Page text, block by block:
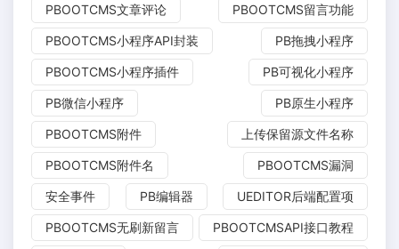
PBOOTCMS文章评论 PBOOTCMS留言功能
PBOOTCMS小程序API封装 PB拖拽小程序
PBOOTCMS小程序插件 PB可视化小程序
PB微信小程序 PB原生小程序
PBOOTCMS附件 上传保留源文件名称
PBOOTCMS附件名 PBOOTCMS漏洞
安全事件 PB编辑器 UEDITOR后端配置项
PBOOTCMS无刷新留言 PBOOTCMSAPI接口教程